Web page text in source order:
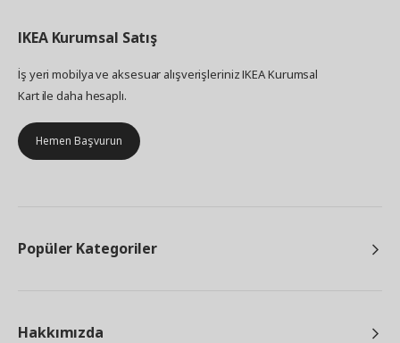
IKEA Kurumsal Satış
İş yeri mobilya ve aksesuar alışverişleriniz IKEA Kurumsal
Kart ile daha hesaplı.
Hemen Başvurun
Popüler Kategoriler
Hakkımızda